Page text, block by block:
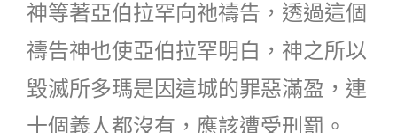
神等著亞伯拉罕向祂禱告，透過這個
禱告神也使亞伯拉罕明白，神之所以
毀滅所多瑪是因這城的罪惡滿盈，連
十個義人都沒有，應該遭受刑罰。